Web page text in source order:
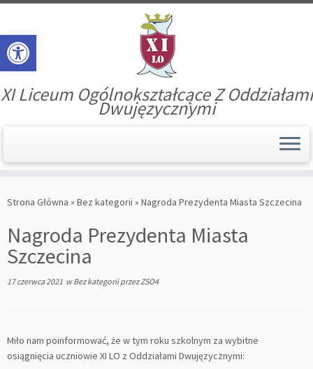
Open toolbar
to
XI Liceum Ogólnokształcące Z Oddziałami
Dwujęzycznymi
Strona Główna » Bez kategorii » Nagroda Prezydenta Miasta Szczecina
Nagroda Prezydenta Miasta
Szczecina
17 czerwca 2021 wBez kategoriiprzezZSO4
Miło nam poinformować, że w tym roku szkolnym za wybitne
osiągnięcia uczniowie XI LO z Oddziałami Dwujęzycznymi: